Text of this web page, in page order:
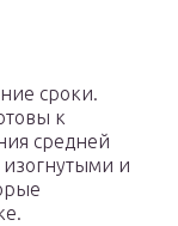
сроки.
к
средней
и